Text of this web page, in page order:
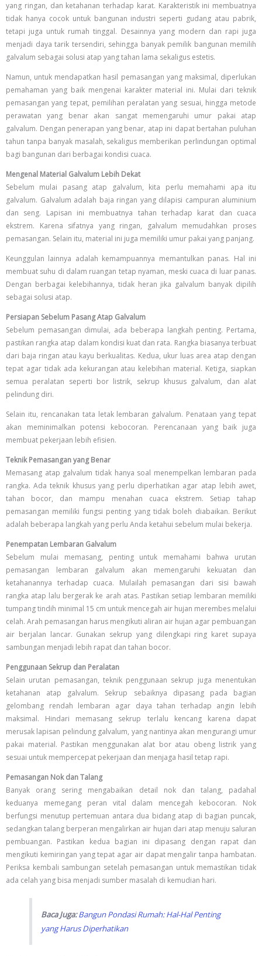
yang ringan, dan ketahanan terhadap karat. Karakteristik ini membuatnya
tidak hanya cocok untuk bangunan industri seperti gudang atau pabrik,
tetapi juga untuk rumah tinggal. Desainnya yang modern dan rapi juga
menjadi daya tarik tersendiri, sehingga banyak pemilik bangunan memilih
galvalum sebagai solusi atap yang tahan lama sekaligus estetis.
Namun, untuk mendapatkan hasil pemasangan yang maksimal, diperlukan
pemahaman yang baik mengenai karakter material ini. Mulai dari teknik
pemasangan yang tepat, pemilihan peralatan yang sesuai, hingga metode
perawatan yang benar akan sangat memengaruhi umur pakai atap
galvalum. Dengan penerapan yang benar, atap ini dapat bertahan puluhan
tahun tanpa banyak masalah, sekaligus memberikan perlindungan optimal
bagi bangunan dari berbagai kondisi cuaca.
Mengenal Material Galvalum Lebih Dekat
Sebelum mulai pasang atap galvalum, kita perlu memahami apa itu
galvalum. Galvalum adalah baja ringan yang dilapisi campuran aluminium
dan seng. Lapisan ini membuatnya tahan terhadap karat dan cuaca
ekstrem. Karena sifatnya yang ringan, galvalum memudahkan proses
pemasangan. Selain itu, material ini juga memiliki umur pakai yang panjang.
Keunggulan lainnya adalah kemampuannya memantulkan panas. Hal ini
membuat suhu di dalam ruangan tetap nyaman, meski cuaca di luar panas.
Dengan berbagai kelebihannya, tidak heran jika galvalum banyak dipilih
sebagai solusi atap.
Persiapan Sebelum Pasang Atap Galvalum
Sebelum pemasangan dimulai, ada beberapa langkah penting. Pertama,
pastikan rangka atap dalam kondisi kuat dan rata. Rangka biasanya terbuat
dari baja ringan atau kayu berkualitas. Kedua, ukur luas area atap dengan
tepat agar tidak ada kekurangan atau kelebihan material. Ketiga, siapkan
semua peralatan seperti bor listrik, sekrup khusus galvalum, dan alat
pelindung diri.
Selain itu, rencanakan tata letak lembaran galvalum. Penataan yang tepat
akan meminimalkan potensi kebocoran. Perencanaan yang baik juga
membuat pekerjaan lebih efisien.
Teknik Pemasangan yang Benar
Memasang atap galvalum tidak hanya soal menempelkan lembaran pada
rangka. Ada teknik khusus yang perlu diperhatikan agar atap lebih awet,
tahan bocor, dan mampu menahan cuaca ekstrem. Setiap tahap
pemasangan memiliki fungsi penting yang tidak boleh diabaikan. Berikut
adalah beberapa langkah yang perlu Anda ketahui sebelum mulai bekerja.
Penempatan Lembaran Galvalum
Sebelum mulai memasang, penting untuk memahami bahwa urutan
pemasangan lembaran galvalum akan memengaruhi kekuatan dan
ketahanannya terhadap cuaca. Mulailah pemasangan dari sisi bawah
rangka atap lalu bergerak ke arah atas. Pastikan setiap lembaran memiliki
tumpang tindih minimal 15 cm untuk mencegah air hujan merembes melalui
celah. Arah pemasangan harus mengikuti aliran air hujan agar pembuangan
air berjalan lancar. Gunakan sekrup yang dilengkapi ring karet supaya
sambungan menjadi lebih rapat dan tahan bocor.
Penggunaan Sekrup dan Peralatan
Selain urutan pemasangan, teknik penggunaan sekrup juga menentukan
ketahanan atap galvalum. Sekrup sebaiknya dipasang pada bagian
gelombang rendah lembaran agar daya tahan terhadap angin lebih
maksimal. Hindari memasang sekrup terlalu kencang karena dapat
merusak lapisan pelindung galvalum, yang nantinya akan mengurangi umur
pakai material. Pastikan menggunakan alat bor atau obeng listrik yang
sesuai untuk mempercepat pekerjaan dan menjaga hasil tetap rapi.
Pemasangan Nok dan Talang
Banyak orang sering mengabaikan detail nok dan talang, padahal
keduanya memegang peran vital dalam mencegah kebocoran. Nok
berfungsi menutup pertemuan antara dua bidang atap di bagian puncak,
sedangkan talang berperan mengalirkan air hujan dari atap menuju saluran
pembuangan. Pastikan kedua bagian ini dipasang dengan rapat dan
mengikuti kemiringan yang tepat agar air dapat mengalir tanpa hambatan.
Periksa kembali sambungan setelah pemasangan untuk memastikan tidak
ada celah yang bisa menjadi sumber masalah di kemudian hari.
Baca Juga:Bangun Pondasi Rumah: Hal-Hal Penting
yang Harus Diperhatikan